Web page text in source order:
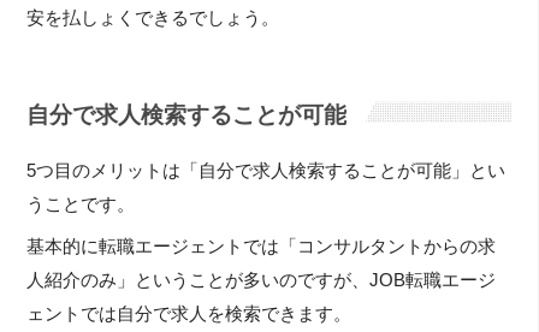
安を払しょくできるでしょう。
自分で求人検索することが可能
5つ目のメリットは「自分で求人検索することが可能」とい
うことです。
基本的に転職エージェントでは「コンサルタントからの求
人紹介のみ」ということが多いのですが、JOB転職エージ
ェントでは自分で求人を検索できます。